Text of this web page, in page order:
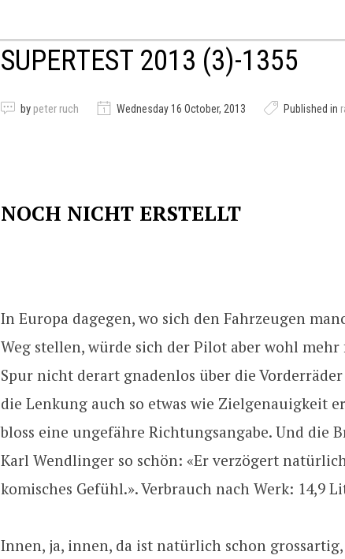
SUPERTEST 2013 (3)-1355
by peter ruch Wednesday 16 October, 2013 Published in
NOCH NICHT ERSTELLT
In Europa dagegen, wo sich den Fahrzeugen
Weg stellen, würde sich der Pilot aber wohl
Spur nicht derart gnadenlos über die
die Lenkung auch so etwas wie Zielgenauigkeit
bloss eine ungefähre Richtungsangabe. Und die
Karl Wendlinger so schön: «Er verzögert
komisches Gefühl.». Verbrauch nach Werk: 14,9
Innen, ja, innen, da ist natürlich schon